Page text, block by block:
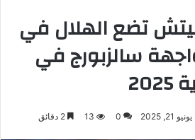
تضع الهلال في
سالزبورج في
2025
0
13